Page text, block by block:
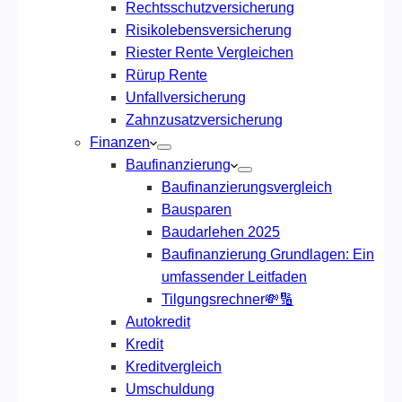
Rechtsschutzversicherung
Risikolebensversicherung
Riester Rente Vergleichen
Rürup Rente
Unfallversicherung
Zahnzusatzversicherung
Finanzen
Baufinanzierung
Baufinanzierungsvergleich
Bausparen
Baudarlehen 2025
Baufinanzierung Grundlagen: Ein
umfassender Leitfaden
Tilgungsrechner💸🔢
Autokredit
Kredit
Kreditvergleich
Umschuldung